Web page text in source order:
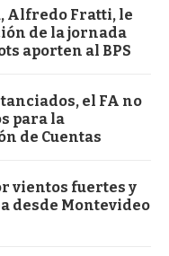
Alfredo Fratti, le
de la jornada
aporten al BPS
el FA no
para la
de Cuentas
vientos fuertes y
desde Montevideo